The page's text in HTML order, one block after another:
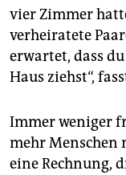
vier Zimmer
verheiratete
erwartet, dass
Haus ziehst“,
Immer weniger
mehr Menschen
eine Rechnung,